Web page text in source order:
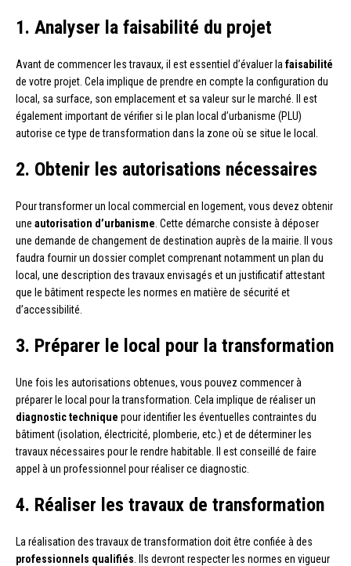
1. Analyser la faisabilité du projet
Avant de commencer les travaux, il est essentiel d’évaluer la faisabilité
de votre projet. Cela implique de prendre en compte la configuration du
local, sa surface, son emplacement et sa valeur sur le marché. Il est
également important de vérifier si le plan local d’urbanisme (PLU)
autorise ce type de transformation dans la zone où se situe le local.
2. Obtenir les autorisations nécessaires
Pour transformer un local commercial en logement, vous devez obtenir
une autorisation d’urbanisme . Cette démarche consiste à déposer
une demande de changement de destination auprès de la mairie. Il vous
faudra fournir un dossier complet comprenant notamment un plan du
local, une description des travaux envisagés et un justificatif attestant
que le bâtiment respecte les normes en matière de sécurité et
d’accessibilité.
3. Préparer le local pour la transformation
Une fois les autorisations obtenues, vous pouvez commencer à
préparer le local pour la transformation. Cela implique de réaliser un
diagnostic technique pour identifier les éventuelles contraintes du
bâtiment (isolation, électricité, plomberie, etc.) et de déterminer les
travaux nécessaires pour le rendre habitable. Il est conseillé de faire
appel à un professionnel pour réaliser ce diagnostic.
4. Réaliser les travaux de transformation
La réalisation des travaux de transformation doit être confiée à des
professionnels qualifiés . Ils devront respecter les normes en vigueur